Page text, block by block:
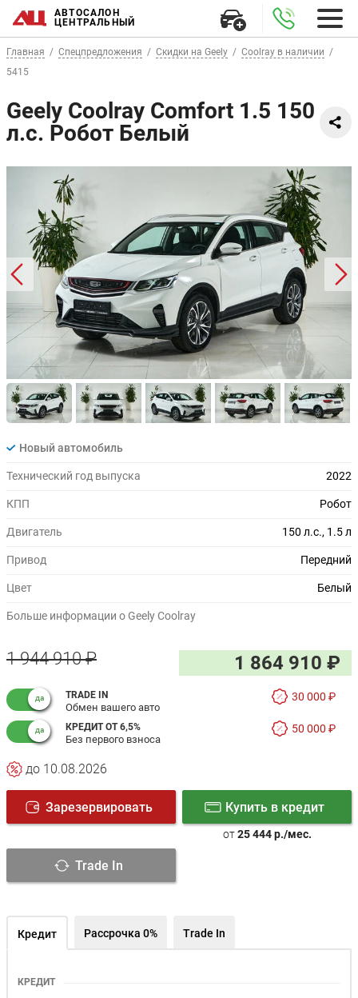
АВТОСАЛОН
ЦЕНТРАЛЬНЫЙ
Главная Спецпредложения Скидки на Geely
Coolray в наличии
5415
Geely Coolray Comfort 1.5 150
л.с. Робот Белый
Новый автомобиль
Технический год выпуска 2022
КПП Робот
Двигатель 150 л.с., 1.5 л
Привод Передний
Цвет Белый
Больше информации о Geely Coolray
1 944 910 ₽ 1 864 910 ₽
TRADE IN
Обмен вашего авто
30 000 ₽
КРЕДИТ ОТ 6,5%
Без первого взноса
50 000 ₽
до 10.08.2026
Зарезервировать Купить в кредит
от25 444 р./мес.
Trade In
Кредит Рассрочка 0% Trade In
КРЕДИТ